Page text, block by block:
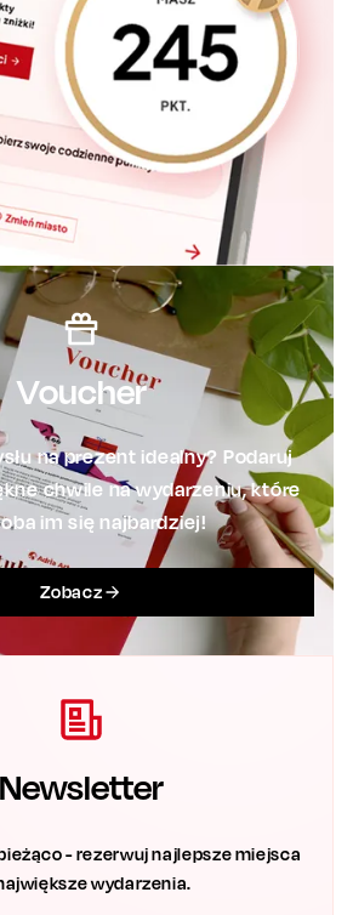
Voucher
na prezent idealny? Podaruj
chwile na wydarzeniu, które
im się najbardziej!
Zobacz
Newsletter
- rezerwuj najlepsze miejsca
wydarzenia.